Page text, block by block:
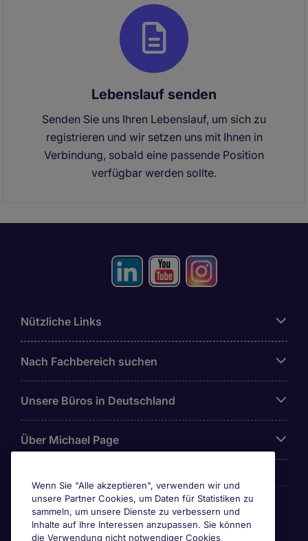
Lebenslauf senden
Senden Sie uns Ihren Lebenslauf, um sich zu
registrieren und wir setzen uns mit Ihnen in
Verbindung, sobald eine passende Position
verfügbar werden sollte.
Nützliche Links
Nach Fachbereich suchen
Unsere Büros in Deutschland
Über Michael Page
Awards & Zertifizierungen
Wenn Sie "Alle akzeptieren", verwenden wir und
unsere Partner Cookies, um Daten für Statistiken zu
sammeln, um unsere Dienste zu verbessern und
Inhalte auf Ihre Interessen anzupassen. Sie können
die Verwendung nicht notwendiger Cookies